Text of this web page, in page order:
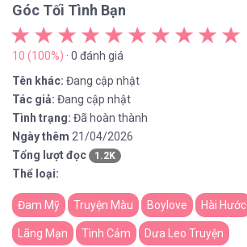
Góc Tối Tình Bạn
10 (100%) · 0 đánh giá
Tên khác: Đang cập nhật
Tác giả: Đang cập nhật
Tình trạng: Đã hoàn thành
Ngày thêm 21/04/2026
Tổng lượt đọc
1.2K
Thể loại:
Đam Mỹ Truyện Màu Boylove Hài Hước
Lãng Mạn Tình Cảm Dưa Leo Truyện